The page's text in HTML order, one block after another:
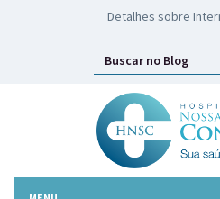
HNSC lança